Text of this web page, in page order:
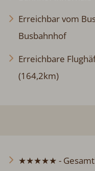
Erreichbar vom
Busbahnhof
Erreichbare
(164,2km)
★★★★★ -